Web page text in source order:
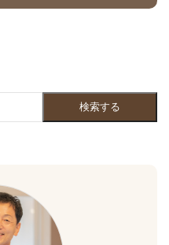
検索する